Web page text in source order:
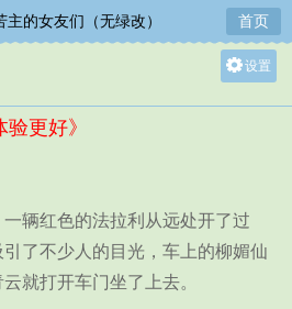
主的女友们（无绿改） 首页
设置
更好》
红色的法拉利从远处开了过
了不少人的目光，车上的柳媚仙
就打开车门坐了上去。